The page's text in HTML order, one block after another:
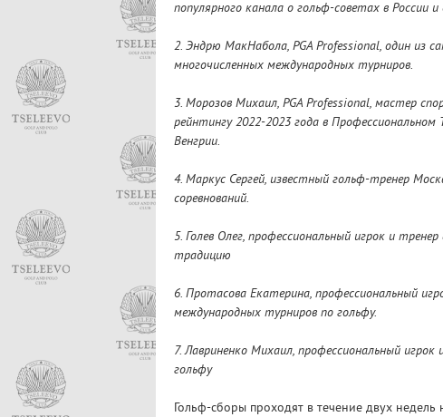
популярного канала о гольф-советах в России
2. Эндрю МакНабола, PGA Professional, один из
многочисленных международных турниров.
3. Морозов Михаил, PGA Professional, мастер
рейнтингу 2022-2023 года в Профессиональном
Венгрии.
4. Маркус Сергей, известный гольф-тренер
соревнований.
5. Голев Олег, профессиональный игрок и
традицию
6. Протасова Екатерина, профессиональный
международных турниров по гольфу.
7. Лавриненко Михаил, профессиональный
гольфу
Гольф-сборы проходят в течение двух